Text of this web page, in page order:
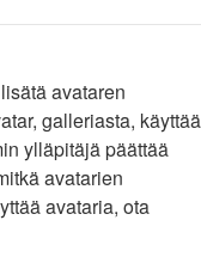
avataren
galleriasta, käyttää
ylläpitäjä päättää
avatarien
avataria, ota